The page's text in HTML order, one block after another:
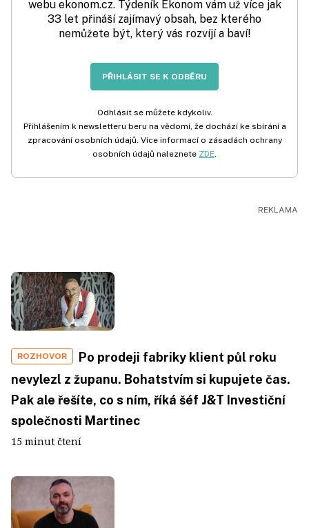
webu ekonom.cz. Týdeník Ekonom vám už více jak
33 let přináší zajímavý obsah, bez kterého
nemůžete být, který vás rozvíjí a baví!
PŘIHLÁSIT SE K ODBĚRU
Odhlásit se můžete kdykoliv.
Přihlášením k newsletteru beru na vědomí, že dochází ke sbírání a
zpracování osobních údajů. Více informací o zásadách ochrany
osobních údajů naleznete ZDE.
ROZHOVOR
Po prodeji fabriky klient půl roku
nevylezl z županu. Bohatstvím si kupujete čas.
Pak ale řešíte, co s ním, říká šéf J&T Investiční
společnosti Martinec
15 minut čtení